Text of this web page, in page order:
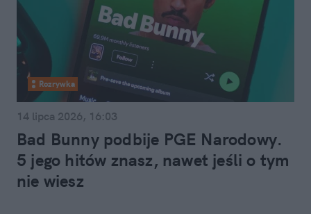
Rozrywka
14 lipca 2026, 16:03
Bad Bunny podbije PGE Narodowy.
5 jego hitów znasz, nawet jeśli o tym
nie wiesz